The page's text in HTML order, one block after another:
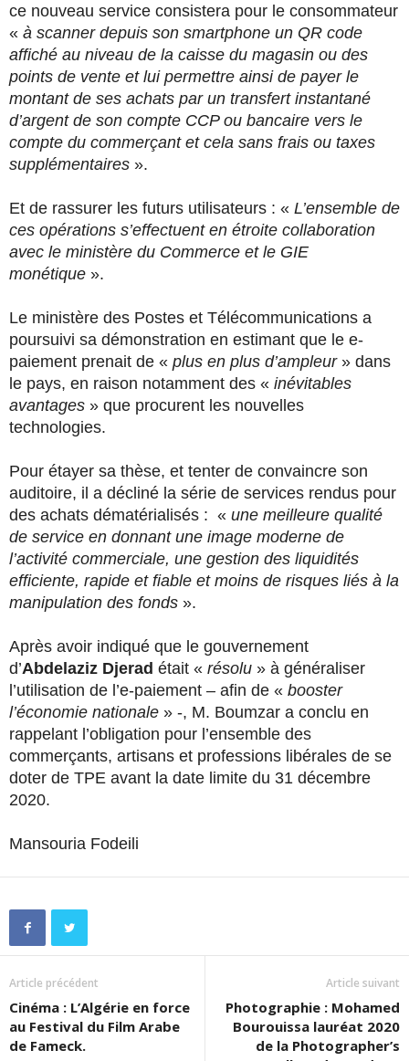
ce nouveau service consistera pour le consommateur
« à scanner depuis son smartphone un QR code
affiché au niveau de la caisse du magasin ou des
points de vente et lui permettre ainsi de payer le
montant de ses achats par un transfert instantané
d’argent de son compte CCP ou bancaire vers le
compte du commerçant et cela sans frais ou taxes
supplémentaires ».
Et de rassurer les futurs utilisateurs : « L’ensemble de
ces opérations s’effectuent en étroite collaboration
avec le ministère du Commerce et le GIE
monétique ».
Le ministère des Postes et Télécommunications a
poursuivi sa démonstration en estimant que le e-
paiement prenait de « plus en plus d’ampleur» dans
le pays, en raison notamment des « inévitables
avantages » que procurent les nouvelles
technologies.
Pour étayer sa thèse, et tenter de convaincre son
auditoire, il a décliné la série de services rendus pour
des achats dématérialisés : « une meilleure qualité
de service en donnant une image moderne de
l’activité commerciale, une gestion des liquidités
efficiente, rapide et fiable et moins de risques liés à la
manipulation des fonds ».
Après avoir indiqué que le gouvernement
d’Abdelaziz Djerad était « résolu » à généraliser
l’utilisation de l’e-paiement – afin de « booster
l’économie nationale » -, M. Boumzar a conclu en
rappelant l’obligation pour l’ensemble des
commerçants, artisans et professions libérales de se
doter de TPE avant la date limite du 31 décembre
2020.
Mansouria Fodeili
Article précédent
Cinéma : L’Algérie en force
au Festival du Film Arabe
de Fameck.
Article suivant
Photographie : Mohamed
Bourouissa lauréat 2020
de la Photographer’s